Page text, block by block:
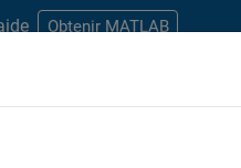
Obtenir MATLAB